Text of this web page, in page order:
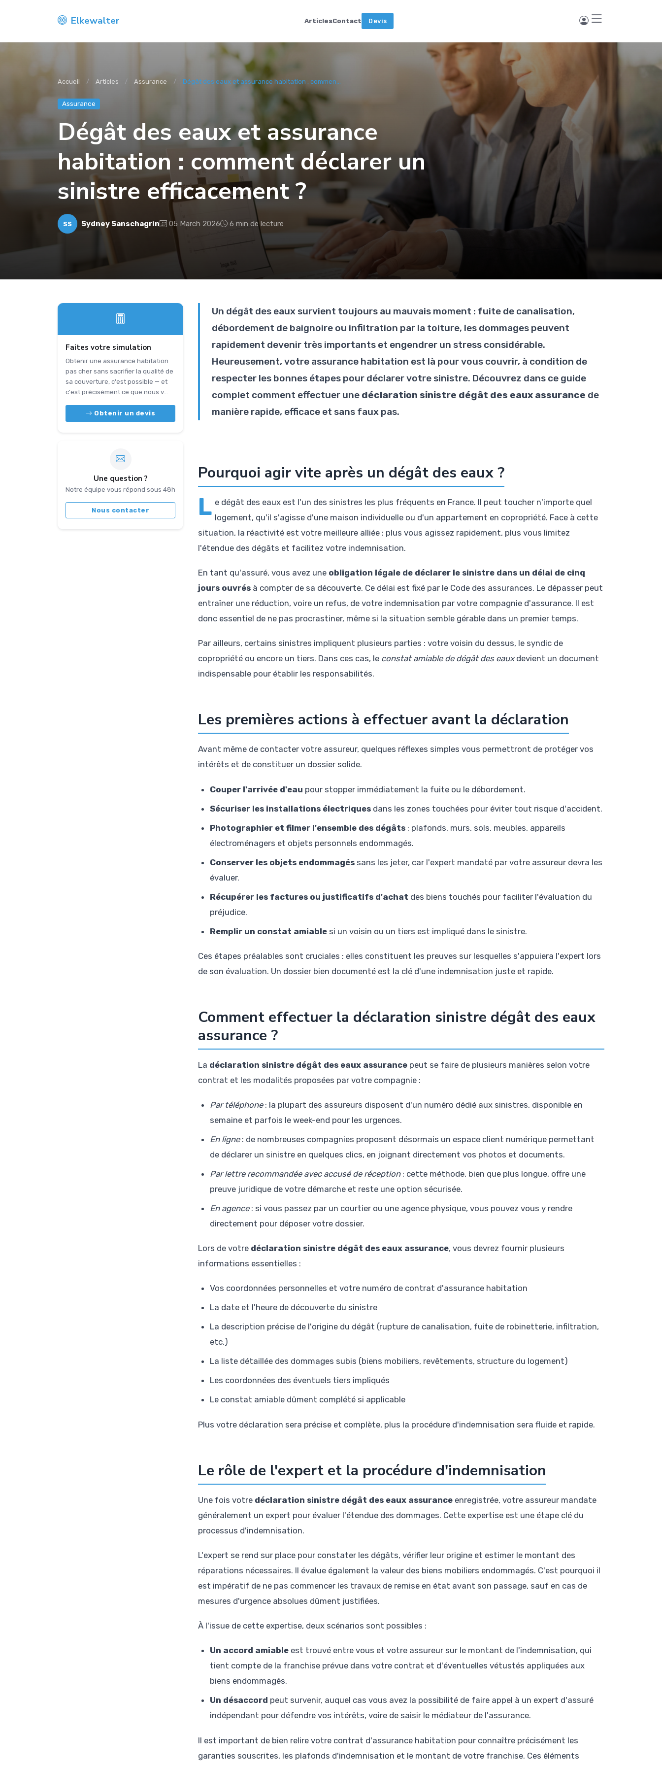
Elkewalter ArticlesContact Devis
Accueil Articles Assurance Dégât des eaux et assurance habitation : commen...
Assurance
Dégât des eaux et assurance
habitation : comment déclarer un
sinistre efficacement ?
SS Sydney Sanschagrin 05 March 2026 6 min de lecture
Faites votre simulation
Obtenir une assurance habitation
pas cher sans sacrifier la qualité de
sa couverture, c'est possible — et
c'est précisément ce que nous v...
Obtenir un devis
Une question ?
Notre équipe vous répond sous 48h
Nous contacter
Un dégât des eaux survient toujours au mauvais moment : fuite de canalisation,
débordement de baignoire ou infiltration par la toiture, les dommages peuvent
rapidement devenir très importants et engendrer un stress considérable.
Heureusement, votre assurance habitation est là pour vous couvrir, à condition de
respecter les bonnes étapes pour déclarer votre sinistre. Découvrez dans ce guide
complet comment effectuer une déclaration sinistre dégât des eaux assurance de
manière rapide, efficace et sans faux pas.
Pourquoi agir vite après un dégât des eaux ?
L e dégât des eaux est l'un des sinistres les plus fréquents en France. Il peut toucher n'importe quel
logement, qu'il s'agisse d'une maison individuelle ou d'un appartement en copropriété. Face à cette
situation, la réactivité est votre meilleure alliée : plus vous agissez rapidement, plus vous limitez
l'étendue des dégâts et facilitez votre indemnisation.
En tant qu'assuré, vous avez une obligation légale de déclarer le sinistre dans un délai de cinq
jours ouvrés à compter de sa découverte. Ce délai est fixé par le Code des assurances. Le dépasser peut
entraîner une réduction, voire un refus, de votre indemnisation par votre compagnie d'assurance. Il est
donc essentiel de ne pas procrastiner, même si la situation semble gérable dans un premier temps.
Par ailleurs, certains sinistres impliquent plusieurs parties : votre voisin du dessus, le syndic de
copropriété ou encore un tiers. Dans ces cas, le constat amiable de dégât des eauxdevient un document
indispensable pour établir les responsabilités.
Les premières actions à effectuer avant la déclaration
Avant même de contacter votre assureur, quelques réflexes simples vous permettront de protéger vos
intérêts et de constituer un dossier solide.
Couper l'arrivée d'eau pour stopper immédiatement la fuite ou le débordement.
Sécuriser les installations électriques dans les zones touchées pour éviter tout risque d'accident.
Photographier et filmer l'ensemble des dégâts : plafonds, murs, sols, meubles, appareils
électroménagers et objets personnels endommagés.
Conserver les objets endommagés sans les jeter, car l'expert mandaté par votre assureur devra les
évaluer.
Récupérer les factures ou justificatifs d'achat des biens touchés pour faciliter l'évaluation du
préjudice.
Remplir un constat amiable si un voisin ou un tiers est impliqué dans le sinistre.
Ces étapes préalables sont cruciales : elles constituent les preuves sur lesquelles s'appuiera l'expert lors
de son évaluation. Un dossier bien documenté est la clé d'une indemnisation juste et rapide.
Comment effectuer la déclaration sinistre dégât des eaux
assurance ?
La déclaration sinistre dégât des eaux assurance peut se faire de plusieurs manières selon votre
contrat et les modalités proposées par votre compagnie :
Par téléphone: la plupart des assureurs disposent d'un numéro dédié aux sinistres, disponible en
semaine et parfois le week-end pour les urgences.
En ligne: de nombreuses compagnies proposent désormais un espace client numérique permettant
de déclarer un sinistre en quelques clics, en joignant directement vos photos et documents.
Par lettre recommandée avec accusé de réception: cette méthode, bien que plus longue, offre une
preuve juridique de votre démarche et reste une option sécurisée.
En agence: si vous passez par un courtier ou une agence physique, vous pouvez vous y rendre
directement pour déposer votre dossier.
Lors de votre déclaration sinistre dégât des eaux assurance, vous devrez fournir plusieurs
informations essentielles :
Vos coordonnées personnelles et votre numéro de contrat d'assurance habitation
La date et l'heure de découverte du sinistre
La description précise de l'origine du dégât (rupture de canalisation, fuite de robinetterie, infiltration,
etc.)
La liste détaillée des dommages subis (biens mobiliers, revêtements, structure du logement)
Les coordonnées des éventuels tiers impliqués
Le constat amiable dûment complété si applicable
Plus votre déclaration sera précise et complète, plus la procédure d'indemnisation sera fluide et rapide.
Le rôle de l'expert et la procédure d'indemnisation
Une fois votre déclaration sinistre dégât des eaux assurance enregistrée, votre assureur mandate
généralement un expert pour évaluer l'étendue des dommages. Cette expertise est une étape clé du
processus d'indemnisation.
L'expert se rend sur place pour constater les dégâts, vérifier leur origine et estimer le montant des
réparations nécessaires. Il évalue également la valeur des biens mobiliers endommagés. C'est pourquoi il
est impératif de ne pas commencer les travaux de remise en état avant son passage, sauf en cas de
mesures d'urgence absolues dûment justifiées.
À l'issue de cette expertise, deux scénarios sont possibles :
Un accord amiable est trouvé entre vous et votre assureur sur le montant de l'indemnisation, qui
tient compte de la franchise prévue dans votre contrat et d'éventuelles vétustés appliquées aux
biens endommagés.
Un désaccord peut survenir, auquel cas vous avez la possibilité de faire appel à un expert d'assuré
indépendant pour défendre vos intérêts, voire de saisir le médiateur de l'assurance.
Il est important de bien relire votre contrat d'assurance habitation pour connaître précisément les
garanties souscrites, les plafonds d'indemnisation et le montant de votre franchise. Ces éléments